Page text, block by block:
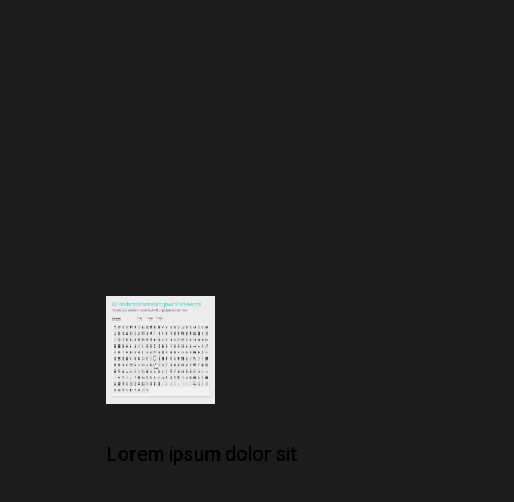
Lorem ipsum dolor sit